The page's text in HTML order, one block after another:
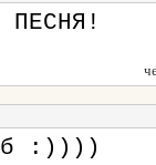
ПЕСНЯ!
:))))